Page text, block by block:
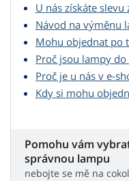
U nás získáte slevu
Návod na výměnu
Mohu objednat po
Proč jsou lampy
Proč je u nás v e-
Kdy si mohu
Pomohu vám
správnou lampu
nebojte se mě na